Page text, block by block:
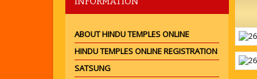
ABOUT HINDU TEMPLES ONLINE
HINDU TEMPLES ONLINE REGISTRATION
SATSUNG